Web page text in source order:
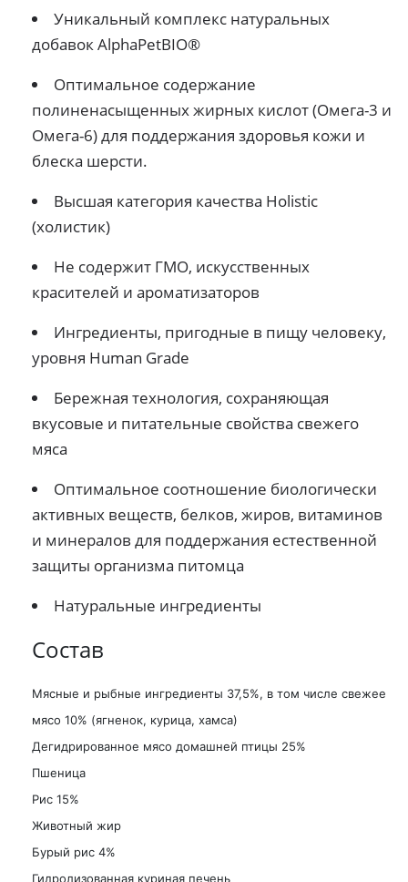
Уникальный комплекс натуральных
добавок AlphaPetBIO®
Оптимальное содержание
полиненасыщенных жирных кислот (Омега-3 и
Омега-6) для поддержания здоровья кожи и
блеска шерсти.
Высшая категория качества Holistiс
(холистик)
Не содержит ГМО, искусственных
красителей и ароматизаторов
Ингредиенты, пригодные в пищу человеку,
уровня Human Grade
Бережная технология, сохраняющая
вкусовые и питательные свойства свежего
мяса
Оптимальное соотношение биологически
активных веществ, белков, жиров, витаминов
и минералов для поддержания естественной
защиты организма питомца
Натуральные ингредиенты
Состав
Мясные и рыбные ингредиенты 37,5%, в том числе свежее
мясо 10% (ягненок, курица, хамса)
Дегидрированное мясо домашней птицы 25%
Пшеница
Рис 15%
Животный жир
Бурый рис 4%
Гидролизованная куриная печень